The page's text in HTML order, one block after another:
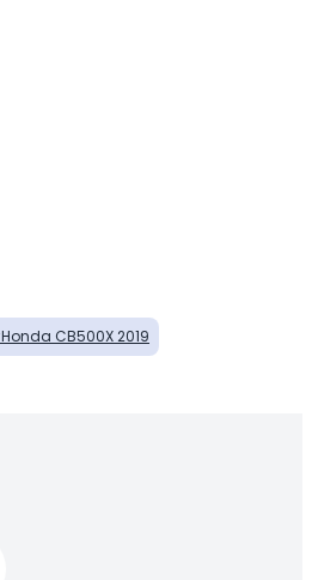
Honda CB500X 2019